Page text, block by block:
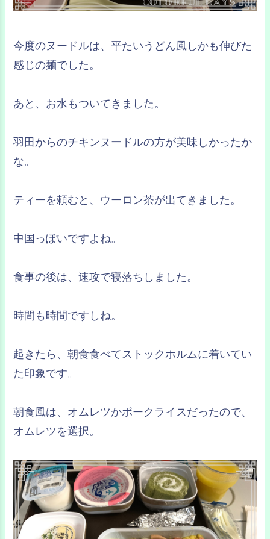
今度のヌードルは、平たいうどん風しかも伸びた
感じの麺でした。
あと、お水もついてきました。
羽田からのチキンヌードルの方が美味しかったか
な。
ティーを頼むと、ウーロン茶が出てきました。
中国っぽいですよね。
食事の後は、速攻で寝落ちしました。
時間も時間ですしね。
起きたら、朝食食べてストックホルムに着いてい
た印象です。
朝食風は、オムレツかポークライスだったので、
オムレツを選択。